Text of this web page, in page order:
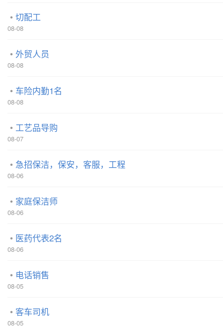
切配工
08-08
外贸人员
08-08
车险内勤1名
08-08
工艺品导购
08-07
急招保洁，保安，客服，工程
08-06
家庭保洁师
08-06
医药代表2名
08-06
电话销售
08-05
客车司机
08-05